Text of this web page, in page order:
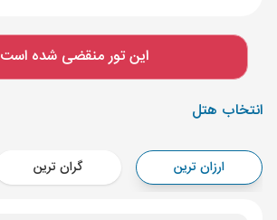
تهران , فرودگاه بین‌المللی امام خمینی IKA
مدت پرواز :
دبی ,
Aircraft - ماهان (Economy)
برنامه برگشت :05 فروردین ساعت: 11:15
این تور منقضی شده است
انتخاب هتل
ارزان ترین گران ترین